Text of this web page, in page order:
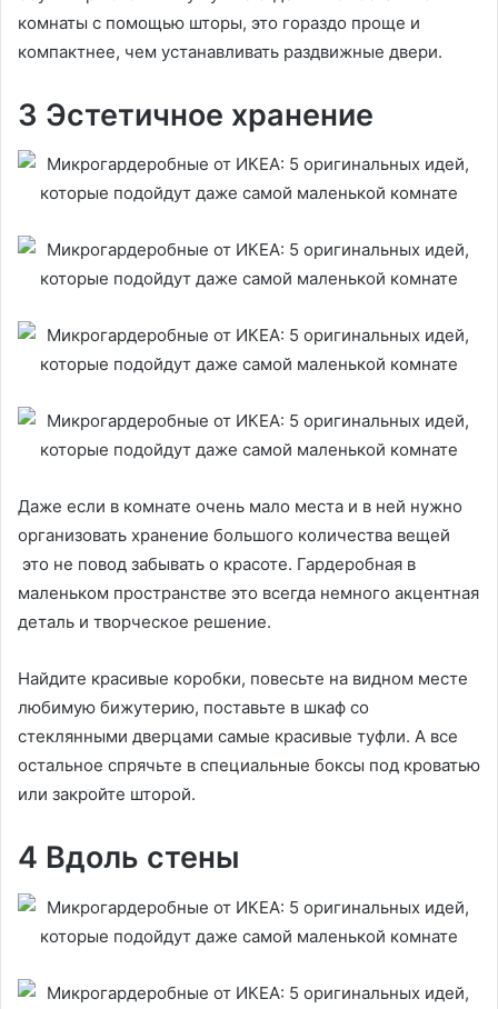
комнаты с помощью шторы, это гораздо проще и
компактнее, чем устанавливать раздвижные двери.
3 Эстетичное хранение
Даже если в комнате очень мало места и в ней нужно
организовать хранение большого количества вещей
это не повод забывать о красоте. Гардеробная в
маленьком пространстве это всегда немного акцентная
деталь и творческое решение.
Найдите красивые коробки, повесьте на видном месте
любимую бижутерию, поставьте в шкаф со
стеклянными дверцами самые красивые туфли. А все
остальное спрячьте в специальные боксы под кроватью
или закройте шторой.
4 Вдоль стены